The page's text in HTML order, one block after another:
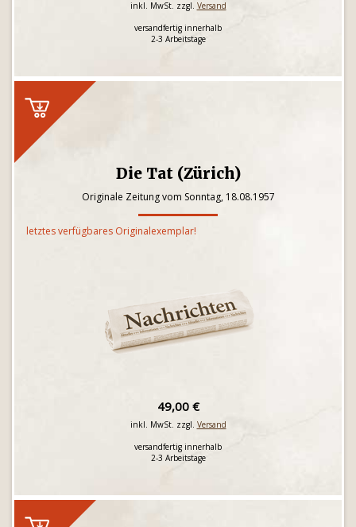
inkl. MwSt. zzgl. Versand
versandfertig innerhalb
2-3 Arbeitstage
Die Tat (Zürich)
Originale Zeitung vom Sonntag, 18.08.1957
letztes verfügbares Originalexemplar!
49,00 €
inkl. MwSt. zzgl. Versand
versandfertig innerhalb
2-3 Arbeitstage